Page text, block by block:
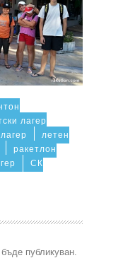
лагер
летен
ракетлон
СК
публикуван.